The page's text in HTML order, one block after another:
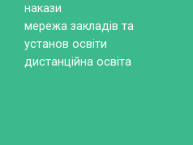
накази
мережа закладів та
установ освіти
дистанційна освіта